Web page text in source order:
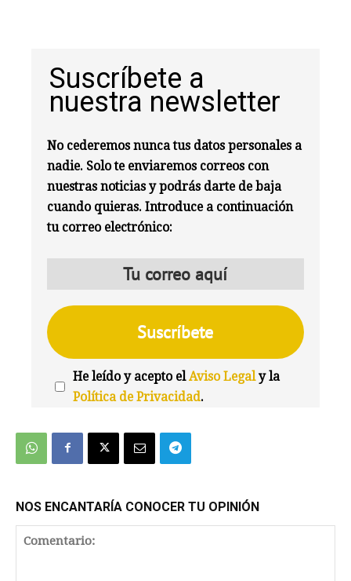
Suscríbete a
nuestra newsletter
No cederemos nunca tus datos personales a
nadie. Solo te enviaremos correos con
nuestras noticias y podrás darte de baja
cuando quieras. Introduce a continuación
tu correo electrónico:
He leído y acepto elAviso Legaly la
Política de Privacidad.
NOS ENCANTARÍA CONOCER TU OPINIÓN